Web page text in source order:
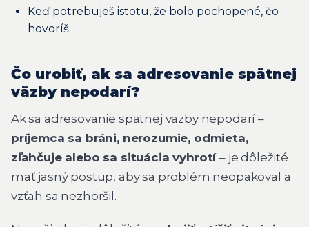
Keď potrebuješ istotu, že bolo pochopené, čo
hovoríš.
Čo urobiť, ak sa adresovanie spätnej
väzby nepodarí?
Ak sa adresovanie spätnej väzby nepodarí –
príjemca sa bráni, nerozumie, odmieta,
zľahčuje alebo sa situácia vyhrotí– je dôležité
mať jasný postup, aby sa problém neopakoval a
vzťah sa nezhoršil.